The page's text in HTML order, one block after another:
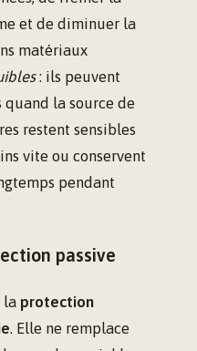
et de diminuer la
matériaux
: ils peuvent
quand la source de
restent sensibles
vite ou conservent
pendant
passive
la protection
. Elle ne remplace